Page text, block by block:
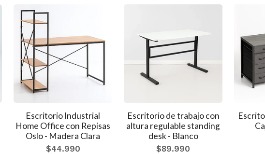
Escritorio Industrial
Home Office con Repisas
Oslo - Madera Clara
$44.990
Escritorio de trabajo con
altura regulable standing
desk - Blanco
$89.990